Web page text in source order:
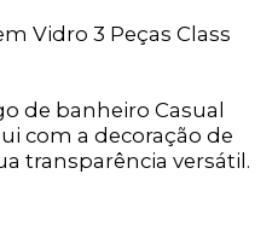
Vidro 3 Peças Class
de banheiro Casual
com a decoração de
transparência versátil.